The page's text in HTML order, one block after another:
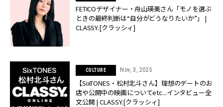
FETICOデザイナー・舟山瑛美さん「モノを選ぶ
ときの最終判断は“自分がどうなりたいか”」 |
CLASSY.[クラッシィ]
CULTURE Nov, 3, 2025
【SixTONES・松村北斗さん】理想のデートのお
店や公開中の映画についてetc...インタビュー全
文公開 | CLASSY.[クラッシィ]